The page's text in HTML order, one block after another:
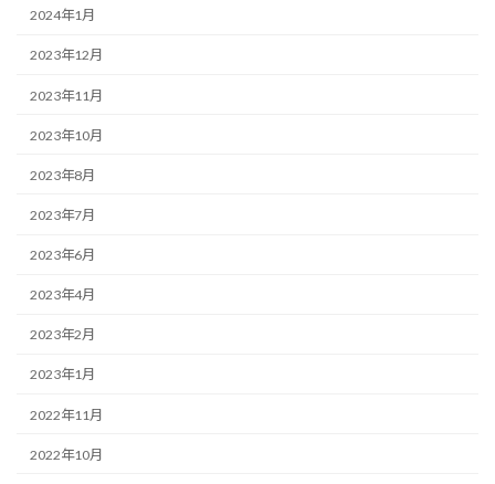
2024年1月
2023年12月
2023年11月
2023年10月
2023年8月
2023年7月
2023年6月
2023年4月
2023年2月
2023年1月
2022年11月
2022年10月